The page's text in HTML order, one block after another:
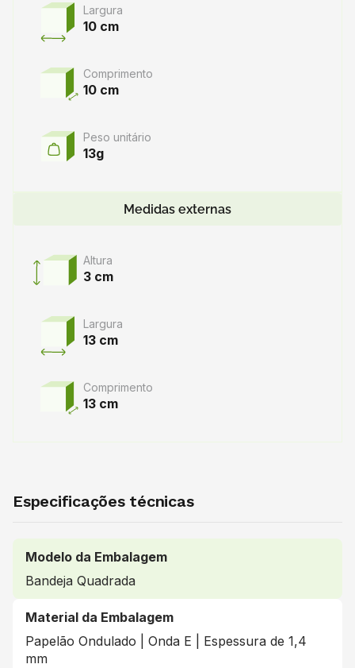
manuseio.
Largura
10 cm
Comprimento
10 cm
Peso unitário
13g
Medidas externas
Altura
3 cm
Largura
13 cm
Comprimento
13 cm
Especificações técnicas
Modelo da Embalagem
Bandeja Quadrada
Material da Embalagem
Papelão Ondulado | Onda E | Espessura de 1,4
mm